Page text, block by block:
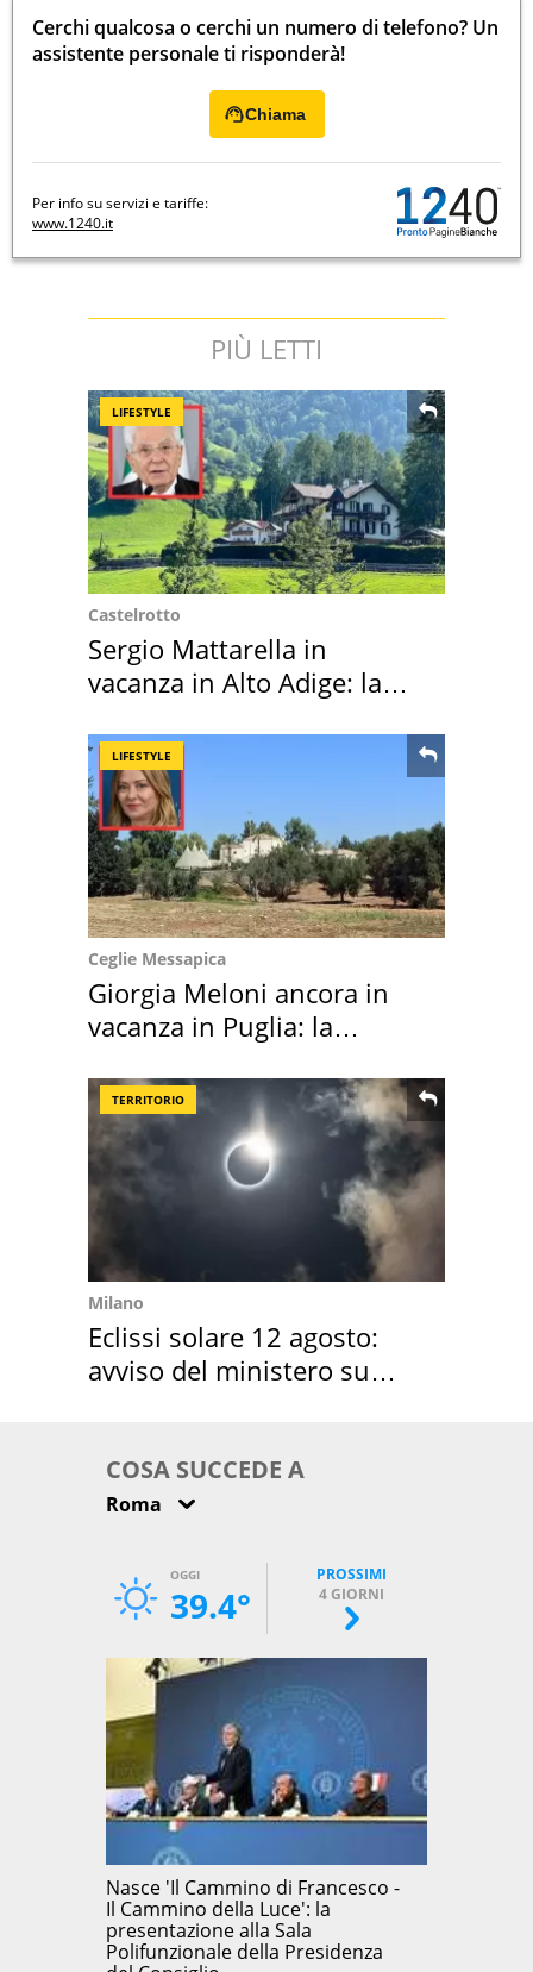
Cerchi qualcosa o cerchi un numero di telefono? Un
assistente personale ti risponderà!
Chiama
Per info su servizi e tariffe:
www.1240.it
PIÙ LETTI
LIFESTYLE
Castelrotto
Sergio Mattarella in
vacanza in Alto Adige: la
LIFESTYLE
Ceglie Messapica
Giorgia Meloni ancora in
vacanza in Puglia: la
TERRITORIO
Milano
Eclissi solare 12 agosto:
avviso del ministero su